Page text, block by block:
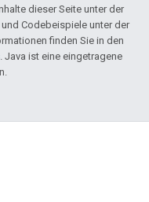
dieser Seite unter der
und Codebeispiele unter der
finden Sie in den
. Java ist eine eingetragene